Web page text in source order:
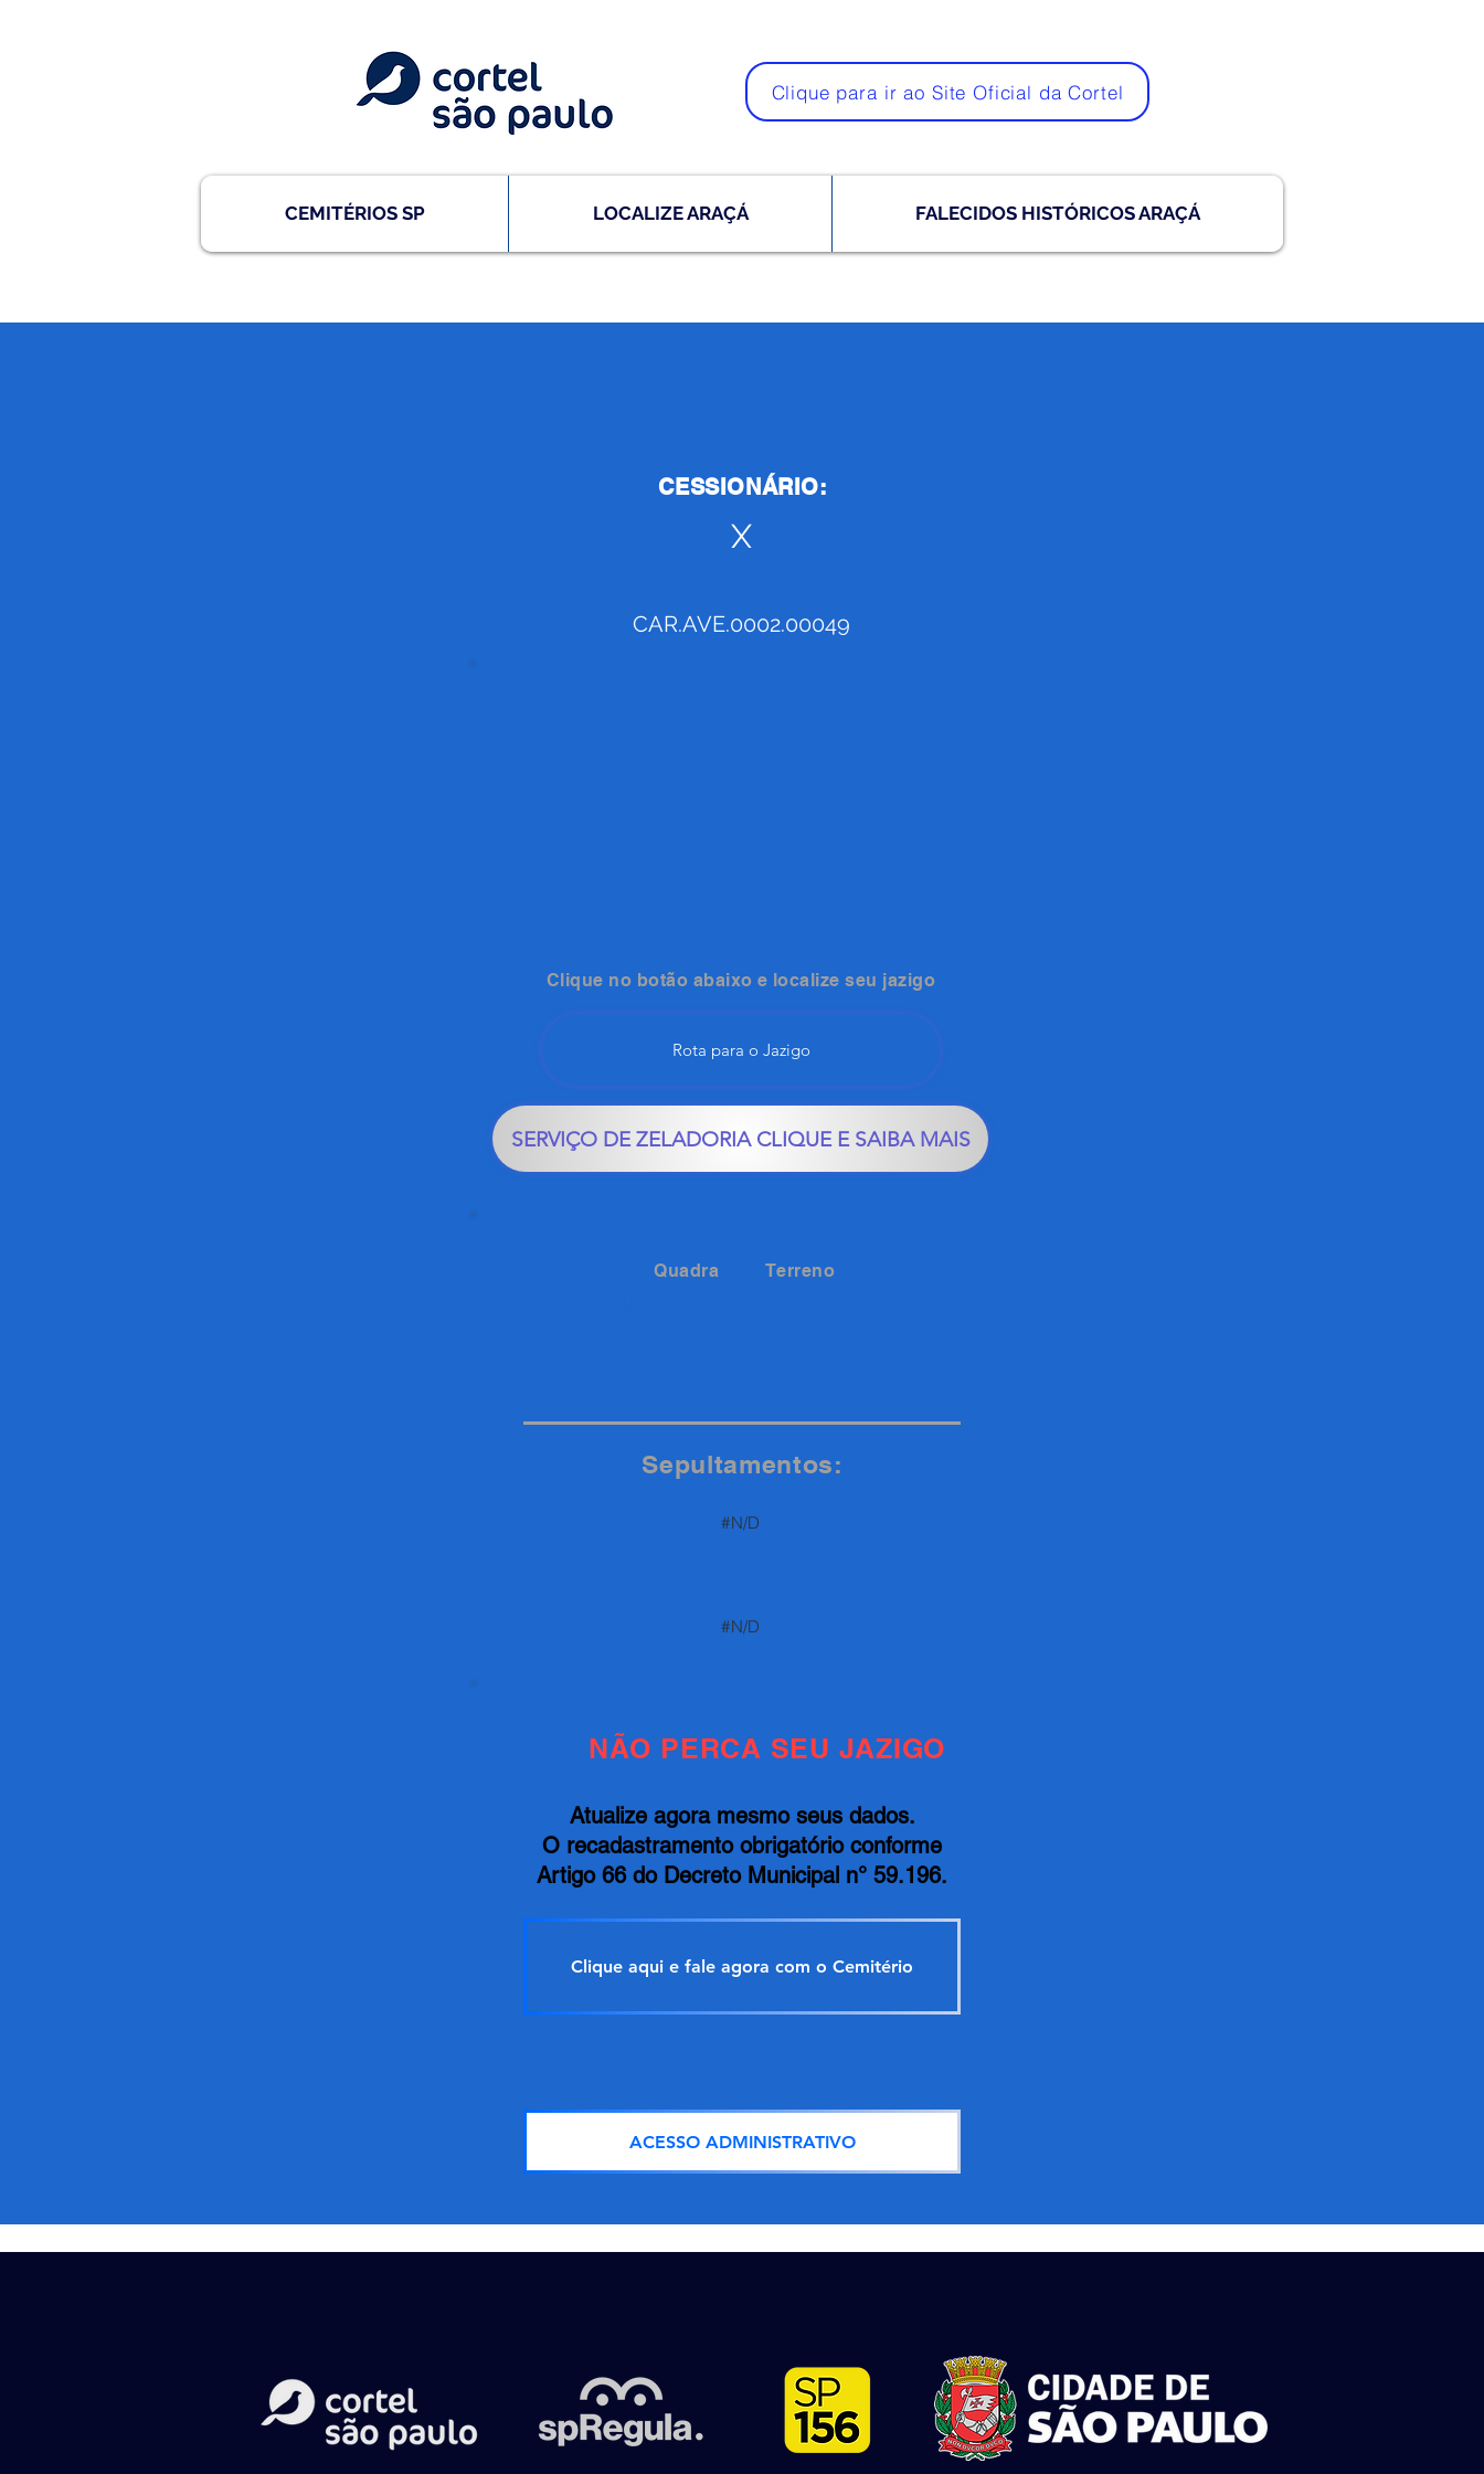
Clique para ir ao Site Oficial da Cortel
CEMITÉRIOS SP LOCALIZE ARAÇÁ FALECIDOS HISTÓRICOS ARAÇÁ
CESSIONÁRIO:
X
CAR.AVE.0002.00049
Clique no botão abaixo e localize seu jazigo
Rota para o Jazigo
SERVIÇO DE ZELADORIA CLIQUE E SAIBA MAIS
Quadra Terreno
Sepultamentos:
#N/D
#N/D
NÃO PERCA SEU JAZIGO
Atualize agora mesmo seus dados.
O recadastramento obrigatório conforme
Artigo 66 do Decreto Municipal n° 59.196.
Clique aqui e fale agora com o Cemitério
ACESSO ADMINISTRATIVO